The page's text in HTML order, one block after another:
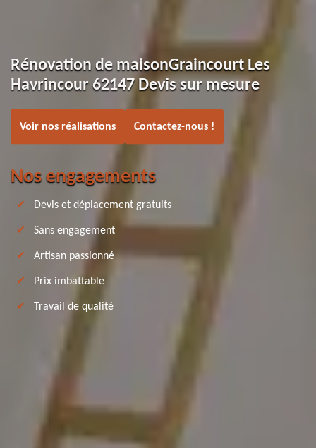
Rénovation de maisonGraincourt Les
Havrincour 62147 Devis sur mesure
Voir nos réalisations Contactez-nous !
Nos engagements
Devis et déplacement gratuits
Sans engagement
Artisan passionné
Prix imbattable
Travail de qualité